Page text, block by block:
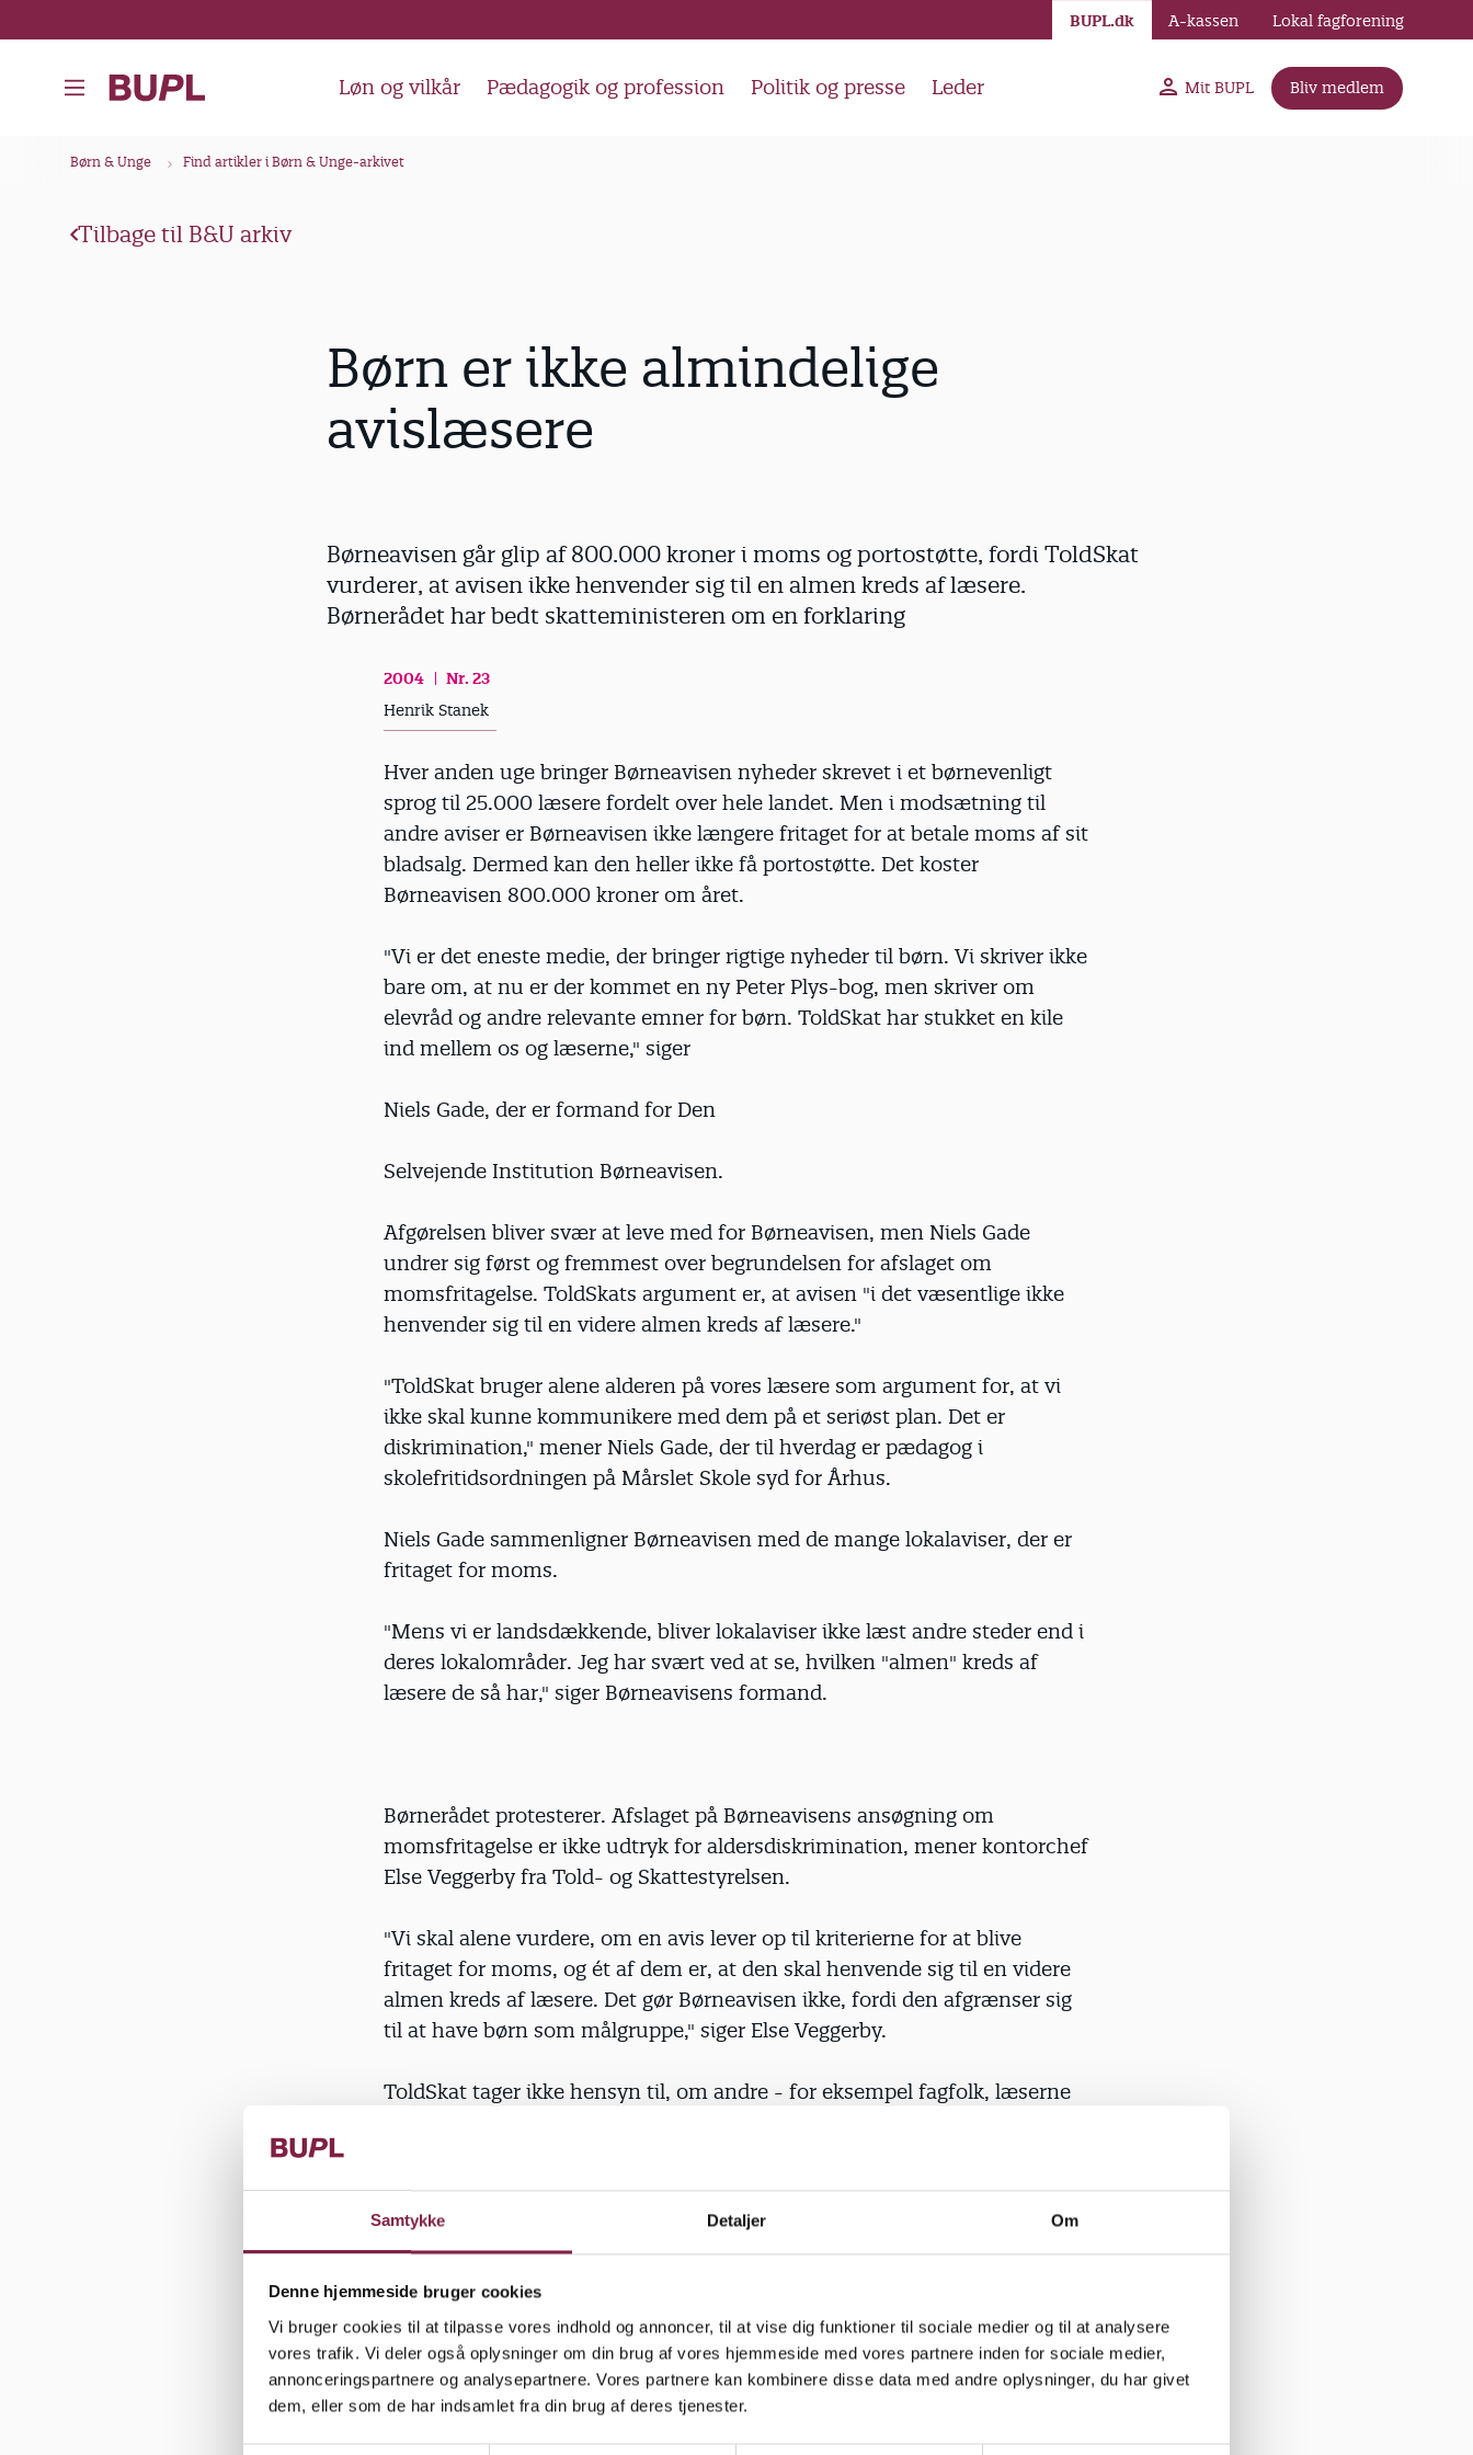
Samtykke Detaljer Om
Denne hjemmeside bruger cookies
Vi bruger cookies til at tilpasse vores indhold og annoncer, til at vise dig funktioner til sociale medier og til at analysere
vores trafik. Vi deler også oplysninger om din brug af vores hjemmeside med vores partnere inden for sociale medier,
annonceringspartnere og analysepartnere. Vores partnere kan kombinere disse data med andre oplysninger, du har givet
dem, eller som de har indsamlet fra din brug af deres tjenester.
å
Løn og vilkår Pædagogik og profession Politik og presse Leder Mit BUPL Bliv medlem
BUPL.dk A-kassen Lokal fagforening
Børn & Unge Find artikler i Børn & Unge-arkivet
Tilbage til B&U arkiv
Børn er ikke almindelige
avislæsere
Børneavisen går glip af 800.000 kroner i moms og portostøtte, fordi ToldSkat
vurderer, at avisen ikke henvender sig til en almen kreds af læsere.
Børnerådet har bedt skatteministeren om en forklaring
2004
Nr. 23
Henrik Stanek
Hver anden uge bringer Børneavisen nyheder skrevet i et børnevenligt
sprog til 25.000 læsere fordelt over hele landet. Men i modsætning til
andre aviser er Børneavisen ikke længere fritaget for at betale moms af sit
bladsalg. Dermed kan den heller ikke få portostøtte. Det koster
Børneavisen 800.000 kroner om året.
"Vi er det eneste medie, der bringer rigtige nyheder til børn. Vi skriver ikke
bare om, at nu er der kommet en ny Peter Plys-bog, men skriver om
elevråd og andre relevante emner for børn. ToldSkat har stukket en kile
ind mellem os og læserne," siger
Niels Gade, der er formand for Den
Selvejende Institution Børneavisen.
Afgørelsen bliver svær at leve med for Børneavisen, men Niels Gade
undrer sig først og fremmest over begrundelsen for afslaget om
momsfritagelse. ToldSkats argument er, at avisen "i det væsentlige ikke
henvender sig til en videre almen kreds af læsere."
"ToldSkat bruger alene alderen på vores læsere som argument for, at vi
ikke skal kunne kommunikere med dem på et seriøst plan. Det er
diskrimination," mener Niels Gade, der til hverdag er pædagog i
skolefritidsordningen på Mårslet Skole syd for Århus.
Niels Gade sammenligner Børneavisen med de mange lokalaviser, der er
fritaget for moms.
"Mens vi er landsdækkende, bliver lokalaviser ikke læst andre steder end i
deres lokalområder. Jeg har svært ved at se, hvilken "almen" kreds af
læsere de så har," siger Børneavisens formand.
Børnerådet protesterer. Afslaget på Børneavisens ansøgning om
momsfritagelse er ikke udtryk for aldersdiskrimination, mener kontorchef
Else Veggerby fra Told- og Skattestyrelsen.
"Vi skal alene vurdere, om en avis lever op til kriterierne for at blive
fritaget for moms, og ét af dem er, at den skal henvende sig til en videre
almen kreds af læsere. Det gør Børneavisen ikke, fordi den afgrænser sig
til at have børn som målgruppe," siger Else Veggerby.
ToldSkat tager ikke hensyn til, om andre - for eksempel fagfolk, læserne
"Vi tager alene udgangspunkt i bestemmelserne om momsfritagelse. Hvis
man henvender sig til en speciel gruppe borgere, er det svært at blive
fritaget for at betale moms," konkluderer Else Veggerby.
Børneavisen har bedt skatteminister Svend Erik Hovmand (V) og
medlemmerne af skatteudvalget forklare, hvad de opfatter som en bred
almen gruppe. Det samme har Børnerådet gjort.